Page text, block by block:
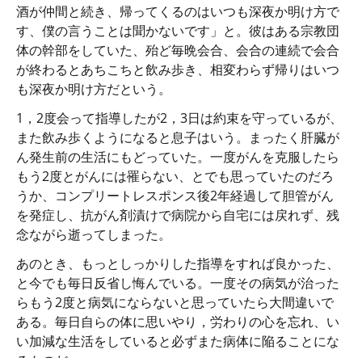
酒が仲間と続き、帰ってくるのはいつも深夜か明け方で
す、僕の言うことは聞かないです」と。彼はある宗教団
体の幹部をしていた、殆ど毎晩会合、会合の連続で会合
が終わるとあちこちと飲み歩き、相変わらず帰りはいつ
も深夜か明け方だという。
1，2度会って指導したが2，3日は約束を守っているが、
また飲み歩くようになると息子はいう。まったく肝臓が
ん発生前の生活にもどっていた。一度がんを克服したら
もう2度とがんには罹らない、とでも思っていたのだろ
うか、コンプリートレスポンス後2年経過して胆管がん
を発症し、抗がん剤漬けで病院から自宅には戻れず、残
念ながら逝ってしまった。
あのとき、もっとしっかりした指導をすれば良かった、
と今でも毎日反省し悔んでいる。一度その病気が治った
らもう2度と病気にならないと思っていたら大間違いで
ある。毎日自らの体に思いやり，労わりの心を忘れ、い
い加減な生活をしていると必ずまた病体に陥ることにな